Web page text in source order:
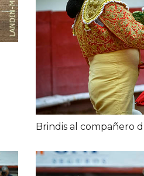
Brindis al compañero